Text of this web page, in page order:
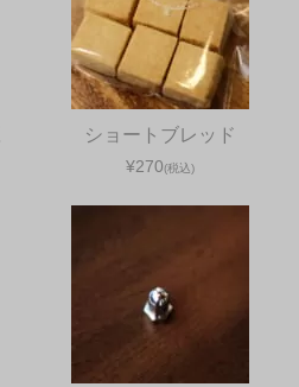
ショートブレッド
¥270(税込)